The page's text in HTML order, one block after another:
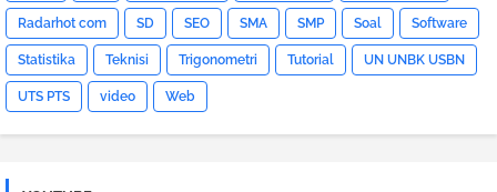
Radarhot com SD SEO SMA SMP Soal Software
Statistika Teknisi Trigonometri Tutorial UN UNBK USBN
UTS PTS video Web